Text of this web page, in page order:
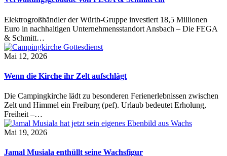
Elektrogroßhändler der Würth-Gruppe investiert 18,5 Millionen
Euro in nachhaltigen Unternehmensstandort Ansbach – Die FEGA
& Schmitt…
Mai 12, 2026
Wenn die Kirche ihr Zelt aufschlägt
Die Campingkirche lädt zu besonderen Ferienerlebnissen zwischen
Zelt und Himmel ein Freiburg (pef). Urlaub bedeutet Erholung,
Freiheit –…
Mai 19, 2026
Jamal Musiala enthüllt seine Wachsfigur